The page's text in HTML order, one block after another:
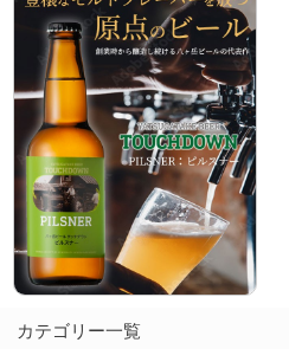
カテゴリー一覧